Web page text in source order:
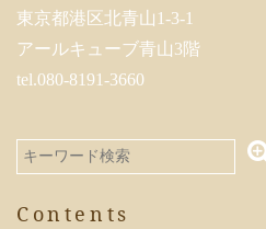
東京都港区北青山1-3-1
アールキューブ青山3階
tel.080-8191-3660
Contents